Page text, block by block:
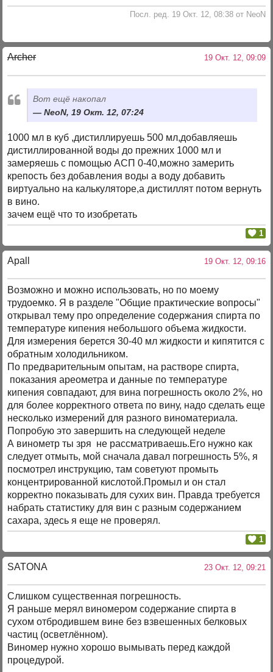
Посл. ред. 19 Окт. 12, 08:38 от NeoN
Archer 19 Окт. 12, 09:09
Вот ещё накопал
NeoN, 19 Окт. 12, 07:24
1000 мл в куб ,дистиллируешь 500 мл,добавляешь
дистиллированной воды до прежних 1000 мл и
замеряешь с помощью АСП 0-40,можно замерить
крепость без добавления воды а воду добавить
виртуально на калькуляторе,а дистиллят потом вернуть
в вино.
зачем ещё что то изобретать
1
Apall 19 Окт. 12, 09:16
Возможно и можно использовать, но по моему
трудоемко. Я в разделе "Общие практические вопросы"
открывал тему про определение содержания спирта по
температуре кипения небольшого объема жидкости.
Для измерения берется 30-40 мл жидкости и кипятится с
обратным холодильником.
По предварительным опытам, на растворе спирта,
показания ареометра и данные по температуре
кипения совпадают, для вина погрешность около 2%, но
для более корректного ответа по вину, надо сделать еще
несколько измерений для разного виноматериала.
Попробую это завершить на следующей неделе
А винометр ты зря не рассматриваешь.Его нужно как
следует отмыть, мой сначала давал погрешность 5%, я
посмотрел инструкцию, там советуют промыть
концентрированной кислотой.Промыл и он стал
корректно показывать для сухих вин. Правда требуется
набрать статистику для вин с разным содержанием
сахара, здесь я еще не проверял.
1
SATONA 23 Окт. 12, 09:21
Слишком существенная погрешность.
Я раньше мерял виномером содержание спирта в
сухом отбродившем вине без взвешенных белковых
частиц (осветлённом).
Виномер нужно хорошо вымывать перед каждой
процедурой.